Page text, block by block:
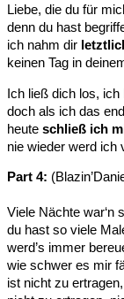
Liebe, die du für
denn du hast
ich nahm dir
keinen Tag in
Ich ließ dich los, ich
doch als ich das
heute schließ ich
nie wieder werd ich
Part 4:
Viele Nächte war‘n
du hast so viele
werd’s immer
wie schwer es mir
ist nicht zu